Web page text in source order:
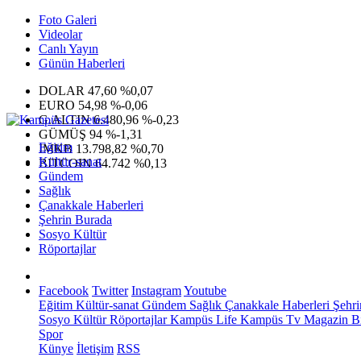
Foto Galeri
Videolar
Canlı Yayın
Günün Haberleri
DOLAR 47,60 %0,07
EURO 54,98 %-0,06
G.ALTIN6.480,96 %-0,23
GÜMÜŞ 94 %-1,31
IMKB 13.798,82 %0,70
BITCOIN64.742 %0,13
Eğitim
Kültür-sanat
Gündem
Sağlık
Çanakkale Haberleri
Şehrin Burada
Sosyo Kültür
Röportajlar
Facebook Twitter InstagramYoutube
Eğitim Kültür-sanat Gündem Sağlık Çanakkale Haberleri
Sosyo KültürRöportajlarKampüs Life Kampüs Tv Magazin
Spor
Künye İletişim RSS